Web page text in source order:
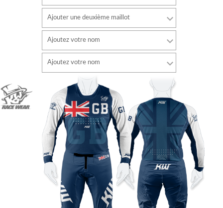
Ajouter une deuxième maillot
Ajoutez votre nom
Couleur de la police
Couleur du contour
Sans contour
AJOUTER
Ajoutez votre nom
style
Couleur de la police
Couleur du contour
Sans contour